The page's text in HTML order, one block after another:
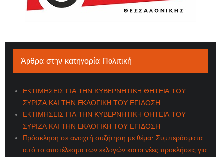
Άρθρα στην κατηγορία Πολιτική
ΕΚΤΙΜΗΣΕΙΣ ΓΙΑ ΤΗΝ ΚΥΒΕΡΝΗΤΙΚΗ ΘΗΤΕΙΑ ΤΟΥ
ΣΥΡΙΖΑ ΚΑΙ ΤΗΝ ΕΚΛΟΓΙΚΗ ΤΟΥ ΕΠΙΔΟΣΗ
ΕΚΤΙΜΗΣΕΙΣ ΓΙΑ ΤΗΝ ΚΥΒΕΡΝΗΤΙΚΗ ΘΗΤΕΙΑ ΤΟΥ
ΣΥΡΙΖΑ ΚΑΙ ΤΗΝ ΕΚΛΟΓΙΚΗ ΤΟΥ ΕΠΙΔΟΣΗ
Πρόσκληση σε ανοιχτή συζήτηση με θέμα: Συμπεράσματα
από το αποτέλεσμα των εκλογών και οι νέες προκλήσεις για